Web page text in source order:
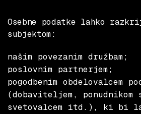
Osebne podatke lahko
subjektom:
našim povezanim družbam;
poslovnim partnerjem;
pogodbenim obdelovalcem
(dobaviteljem,
svetovalcem itd.), ki bi